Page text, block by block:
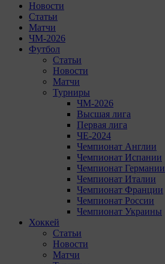
Новости
Статьи
Матчи
ЧМ-2026
Футбол
Статьи
Новости
Матчи
Турниры
ЧМ-2026
Высшая лига
Первая лига
ЧЕ-2024
Чемпионат Англии
Чемпионат Испании
Чемпионат Германии
Чемпионат Италии
Чемпионат Франции
Чемпионат России
Чемпионат Украины
Хоккей
Статьи
Новости
Матчи